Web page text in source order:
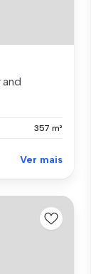
357 m²
Ver mais